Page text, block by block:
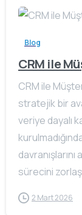
Blog
CRM ile
CRM ile
stratejik bir
veriye dayalı
sürecini
2 Mart 2026